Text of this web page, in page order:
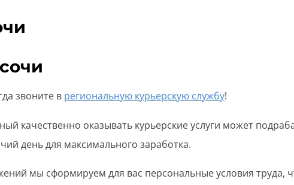
звоните в региональную курьерскую службу!
качественно оказывать курьерские услуги может
день для максимального заработка.
мы сформируем для вас персональные условия труда,